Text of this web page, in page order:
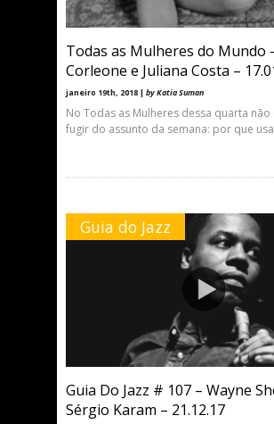
Todas as Mulheres do Mundo
Corleone e Juliana Costa –
janeiro 19th, 2018 | by Katia Suman
No Todas as Mulheres dessa quarta não
fugir do assunto da semana: por que
Guia do Jazz
Guia Do Jazz # 107 – Wayne
Sérgio Karam – 21.12.17